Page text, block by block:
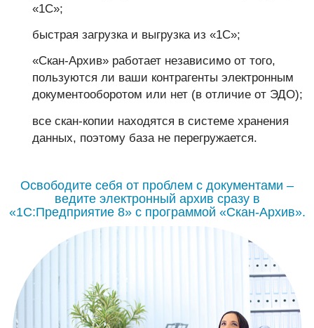
«1С»;
быстрая загрузка и выгрузка из «1С»;
«Скан-Архив» работает независимо от того,
пользуются ли ваши контрагенты электронным
документооборотом или нет (в отличие от ЭДО);
все скан-копии находятся в системе хранения
данных, поэтому база не перегружается.
Освободите себя от проблем с документами –
ведите электронный архив сразу в
«1С:Предприятие 8» с программой «Скан-Архив».